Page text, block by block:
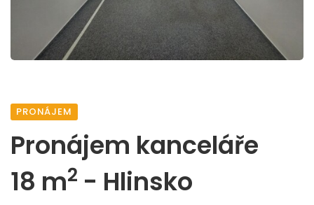
PRONÁJEM
Pronájem kanceláře
18 m2 - Hlinsko